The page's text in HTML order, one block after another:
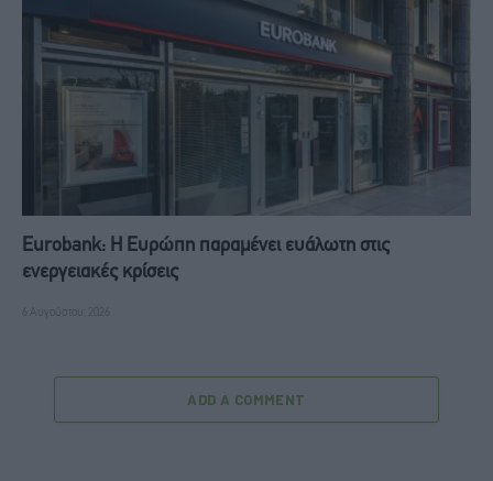
Eurobank: Η Ευρώπη παραμένει ευάλωτη στις
ενεργειακές κρίσεις
6 Αυγούστου, 2026
ADD A COMMENT